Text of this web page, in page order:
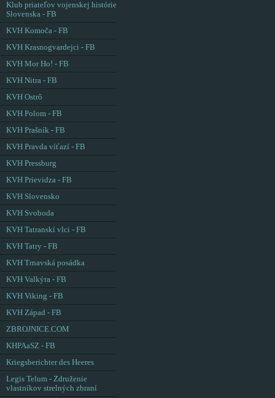
Klub priateľov vojenskej histórie
Slovenska - FB
KVH Komoča - FB
KVH Krasnogvardejci - FB
KVH Mor Ho! - FB
KVH Nitra - FB
KVH Ostrô
KVH Polom - FB
KVH Prašník - FB
KVH Pravda víťazí - FB
KVH Pressburg
KVH Prievidza - FB
KVH Slovensko
KVH Svoboda
KVH Tatranskí vlci - FB
KVH Tatry - FB
KVH Trnavská posádka
KVH Valkýra - FB
KVH Viking - FB
KVH Západ - FB
ZBROJNICE.COM
KHPAaSZ - FB
Kriegsberichter des Heeres
Legis Telum - Združenie
vlastníkov strelných zbraní